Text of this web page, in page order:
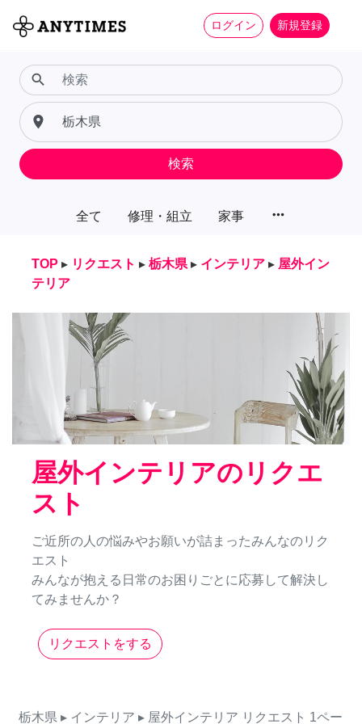
ログイン 新規登録
全て 修理・組立 家事 more_horiz
search
place
検索
TOP ▸ リクエスト ▸ 栃木県 ▸ インテリア ▸ 屋外イン
テリア
屋外インテリアのリクエ
スト
ご近所の人の悩みやお願いが詰まったみんなのリク
エスト
みんなが抱える日常のお困りごとに応募して解決し
てみませんか？
リクエストをする
栃木県 ▸ インテリア ▸ 屋外インテリア リクエスト 1ペー